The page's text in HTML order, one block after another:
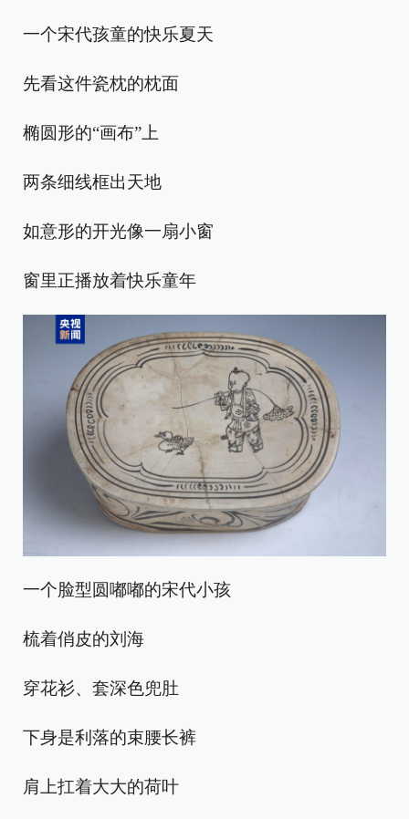
一个宋代孩童的快乐夏天
先看这件瓷枕的枕面
椭圆形的“画布”上
两条细线框出天地
如意形的开光像一扇小窗
窗里正播放着快乐童年
一个脸型圆嘟嘟的宋代小孩
梳着俏皮的刘海
穿花衫、套深色兜肚
下身是利落的束腰长裤
肩上扛着大大的荷叶